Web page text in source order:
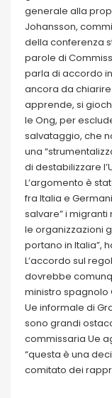
generale alla
Johansson,
della conferenza
parole di
parla di accordo
ancora da
apprende, si
le Ong, per
salvataggio, che
una
di destabilizzare
L’argomento è
fra Italia e
salvare” i migranti
le organizzazioni
portano in Italia”,
L’accordo sul
dovrebbe
ministro spagnolo
Ue informale di
sono grandi
commissaria Ue
“questa è una
comitato dei